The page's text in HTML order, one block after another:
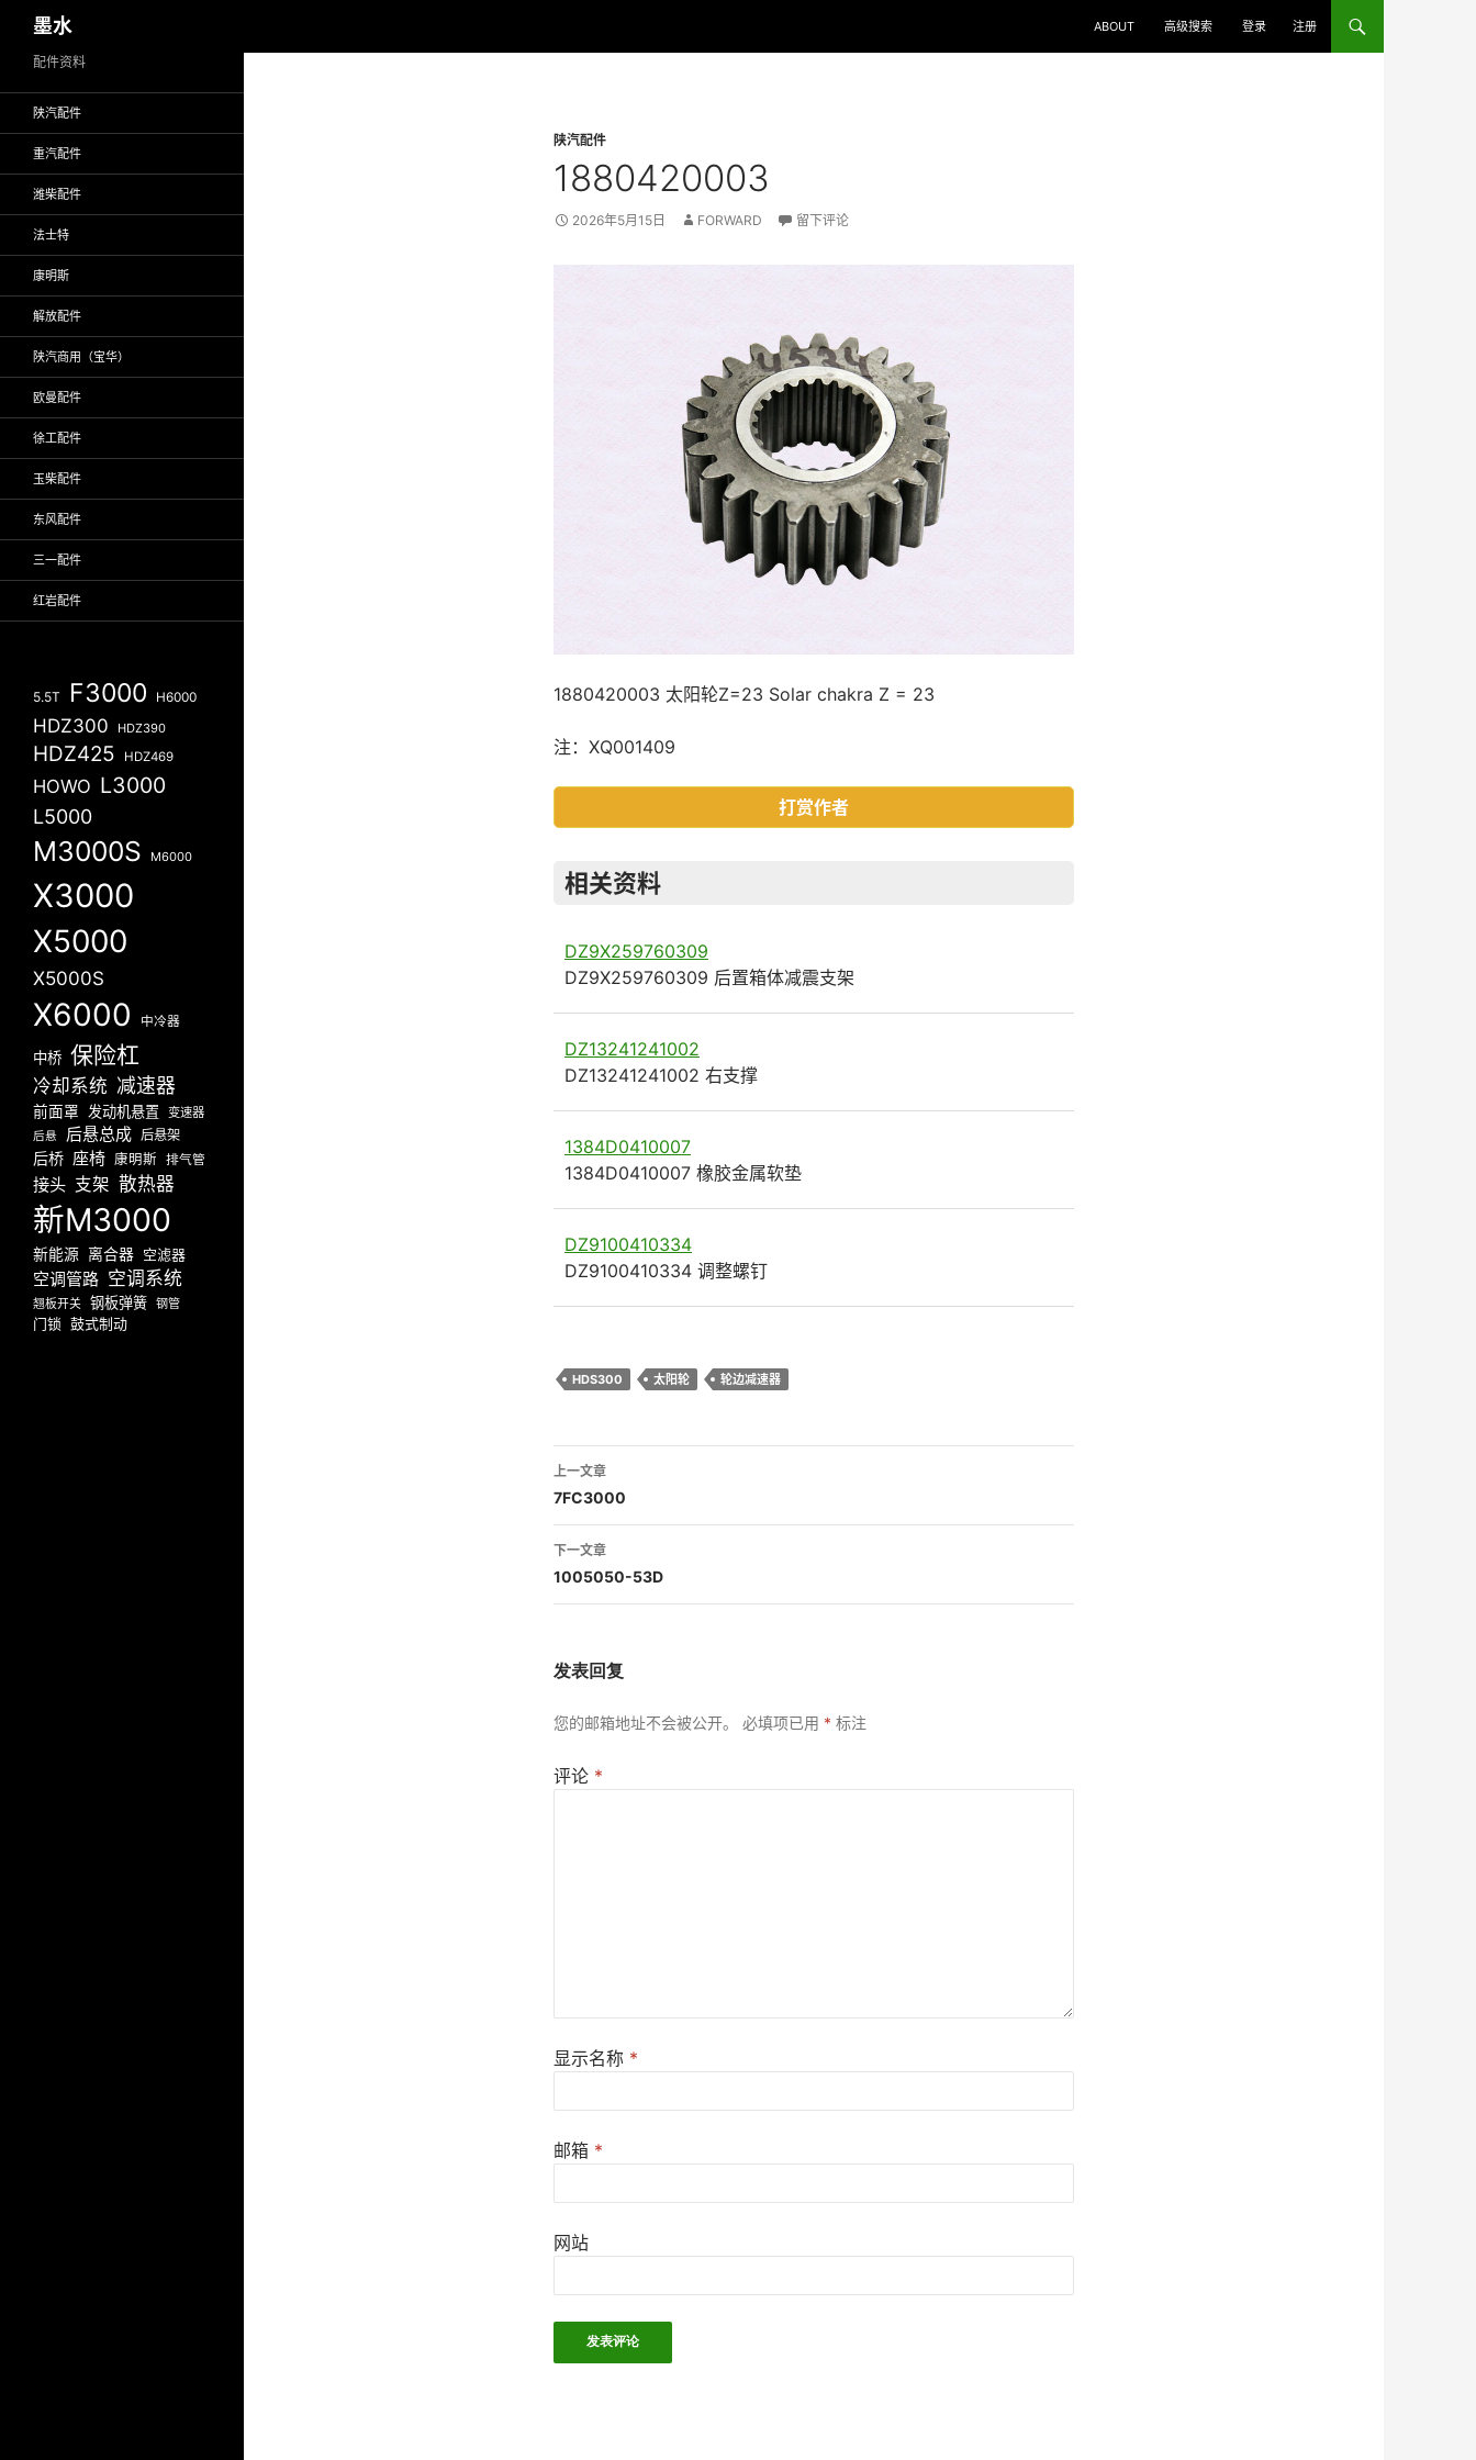
至
墨水 ABOUT 高级搜索 登录 注册
陕汽配件
1880420003
2026年5月15日 FORWARD 留下评论
1880420003 太阳轮Z=23 Solar chakra Z = 23
注：XQ001409
打赏作者
相关资料
DZ9X259760309
DZ9X259760309 后置箱体减震支架
DZ13241241002
DZ13241241002 右支撑
1384D0410007
1384D0410007 橡胶金属软垫
DZ9100410334
DZ9100410334 调整螺钉
HDS300 太阳轮 轮边减速器
文
章
导
航
上一文章
7FC3000
下一文章
1005050-53D
发表回复
您的邮箱地址不会被公开。 必填项已用 * 标注
评论 *
显示名称 *
邮箱 *
网站
配件资料
陕汽配件
重汽配件
潍柴配件
法士特
康明斯
解放配件
陕汽商用（宝华）
欧曼配件
徐工配件
玉柴配件
东风配件
三一配件
红岩配件
5.5T F3000 H6000
HDZ300 HDZ390
HDZ425 HDZ469
HOWO L3000
L5000
M3000S M6000
X3000
X5000
X5000S
X6000 中冷器
中桥 保险杠
冷却系统 减速器
前面罩 发动机悬置 变速器
后悬 后悬总成 后悬架
后桥 座椅 康明斯 排气管
接头 支架 散热器
新M3000
新能源 离合器 空滤器
空调管路 空调系统
翘板开关 钢板弹簧 钢管
门锁 鼓式制动